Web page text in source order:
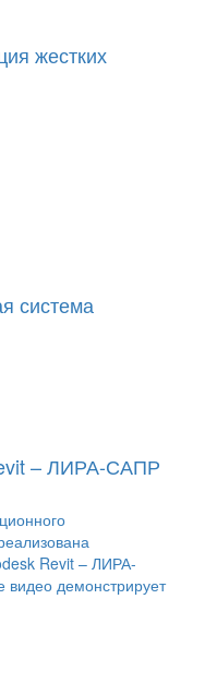
жестких
система
– ЛИРА-САПР
Revit – ЛИРА-
демонстрирует